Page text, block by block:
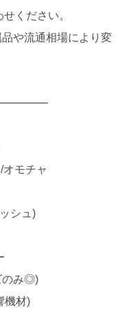
ください。
や流通相場により変
オモチャ
シュ)
のみ◎)
機材)